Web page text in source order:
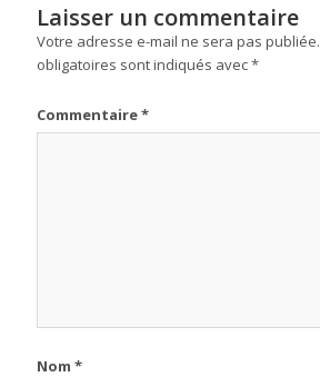
Laisser un commentaire
Votre adresse e-mail ne sera pas publiée.
obligatoires sont indiqués avec*
Commentaire*
Nom*